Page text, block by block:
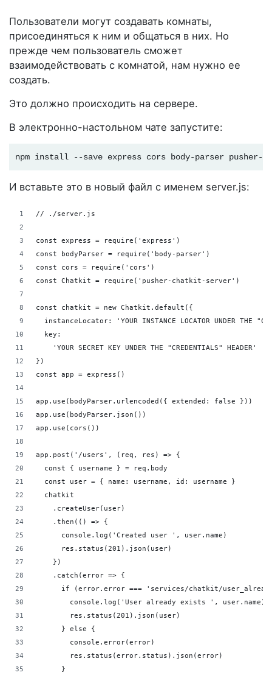
Пользователи могут создавать комнаты,
присоединяться к ним и общаться в них. Но
прежде чем пользователь сможет
взаимодействовать с комнатой, нам нужно ее
создать.
Это должно происходить на сервере.
В электронно-настольном чате запустите:
npm install --save express cors body-parser pusher-
И вставьте это в новый файл с именем server.js:
// ./server.js
const express = require('express')
const bodyParser = require('body-parser')
const cors = require('cors')
const Chatkit = require('pusher-chatkit-server')
const chatkit = new Chatkit.default({
instanceLocator: 'YOUR INSTANCE LOCATOR UNDER THE
  key:
    'YOUR SECRET KEY UNDER THE "CREDENTIALS" HEADER'
})
const app = express()
app.use(bodyParser.urlencoded({ extended: false }))
app.use(bodyParser.json())
app.use(cors())
app.post('/users', (req, res) => {
  const { username } = req.body
  const user = { name: username, id: username }
  chatkit
    .createUser(user)
    .then(() => {
      console.log('Created user ', user.name)
      res.status(201).json(user)
    })
    .catch(error => {
if (error.error === 'services/chatkit/
        console.log('User already exists ', user.name)
        res.status(201).json(user)
      } else {
        console.error(error)
        res.status(error.status).json(error)
      }